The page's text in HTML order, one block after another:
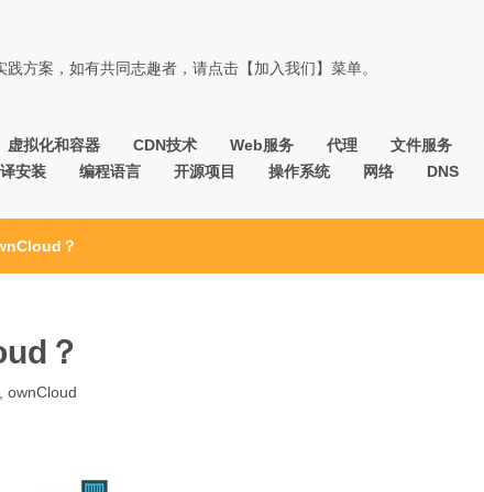
方案，如有共同志趣者，请点击【加入我们】菜单。
虚拟化和容器 CDN技术 Web服务 代理 文件服务
安装
编程语言 开源项目 操作系统 网络 DNS
？
？
ownCloud